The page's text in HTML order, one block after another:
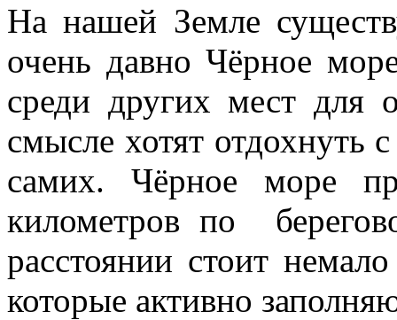
На нашей Земле
очень давно Чёрное
среди других мест для
смысле хотят отдохнуть
самих. Чёрное море
километров по
расстоянии стоит
которые активно